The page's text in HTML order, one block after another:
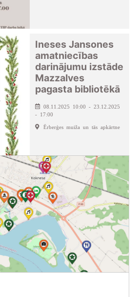
Ineses Jansones
amatniecības
darinājumu izstāde
Mazzalves
pagasta bibliotēkā
08.11.2025 10:00 - 23.12.2025
- 17:00
Ērberģes muiža un tās apkārtne